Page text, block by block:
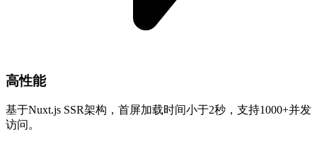
高性能
基于Nuxt.js SSR架构，首屏加载时间小于2秒，支持1000+并发
访问。